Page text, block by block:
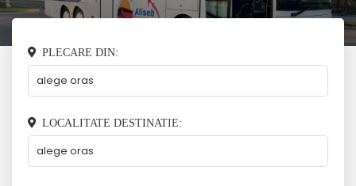
PLECARE DIN:
LOCALITATE DESTINATIE: